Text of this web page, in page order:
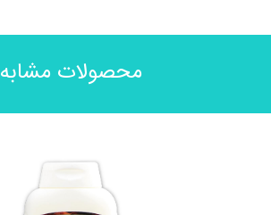
محصولات مشابه